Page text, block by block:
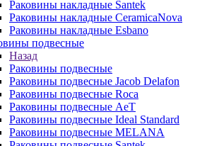
Раковины накладные Santek
Раковины накладные CeramicaNova
Раковины накладные Esbano
подвесные
Назад
Раковины подвесные
Раковины подвесные Jacob Delafon
Раковины подвесные Roca
Раковины подвесные AeT
Раковины подвесные Ideal Standard
Раковины подвесные MELANA